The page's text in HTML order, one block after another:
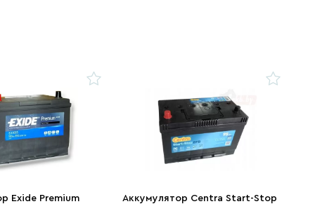
Exide Premium
Аккумулятор Centra Start-Stop